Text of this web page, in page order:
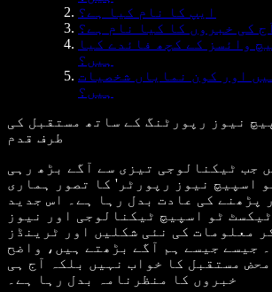
ایپ کا نام کیا ہے؟
کی خبروں کا کیا نام ہے؟
وائسز کے کچھ فائدے کیا
ہیں؟
اور کون نمایاں شخصیات
ہیں؟
نیوز رپورٹنگ کے ساتھ مستقبل کی
طرف قدم
جب ٹیکنالوجی تیزی سے آگے بڑھ رہی
اسپیچ نیوز رپورٹر' کا تصور ہماری
پڑھنے کی عادت بدل رہا ہے۔ اس جدید
ٹو اسپیچ ٹیکنالوجی اور نیوز
معلومات کی نئی شکلیں اور ٹرینڈز
جیسے جیسے ہم آگے بڑھتے ہیں، واضح
مستقبل کا خواب نہیں بلکہ آج ہی
خبروں کا منظرنامہ بدل رہا ہے۔